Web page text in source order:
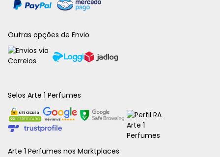
Outras opções de Envio
Selos Arte 1 Perfumes
Arte 1 Perfumes nos Marktplaces